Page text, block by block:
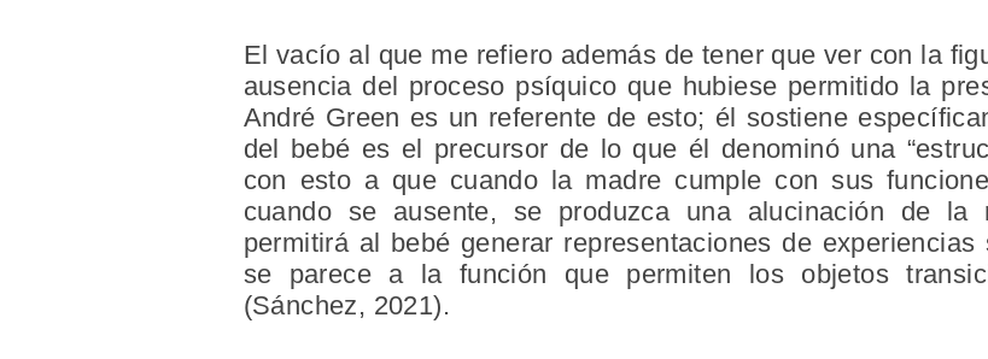
El vacío al que me refiero además de tener que ver con la
ausencia del proceso psíquico que hubiese permitido la
André Green es un referente de esto; él sostiene
del bebé es el precursor de lo que él denominó una
con esto a que cuando la madre cumple con sus
cuando se ausente, se produzca una alucinación de la
permitirá al bebé generar representaciones de
se parece a la función que permiten los objetos
(Sánchez, 2021).